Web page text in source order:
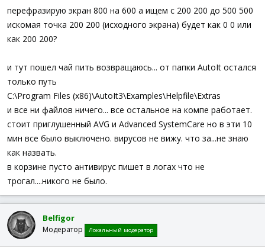
перефразирую экран 800 на 600 а ищем с 200 200 до 500 500
искомая точка 200 200 (исходного экрана) будет как 0 0 или
как 200 200?
и тут пошел чай пить возвращаюсь... от папки AutoIt остался
только путь
C:\Program Files (x86)\AutoIt3\Examples\Helpfile\Extras
и все ни файлов ничего... все остальное на компе работает.
стоит приглушенный AVG и Advanced SystemCare но в эти 10
мин все было выключено. вирусов не вижу. что за...не знаю
как назвать.
в корзине пусто антивирус пишет в логах что не
трогал....никого не было.
Belfigor
Модератор Локальный модератор